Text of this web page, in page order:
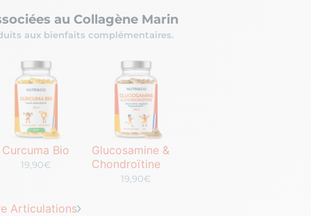
au Collagène Marin
aux bienfaits complémentaires.
Curcuma Bio
19,90€
Glucosamine &
Chondroïtine
19,90€
Articulations